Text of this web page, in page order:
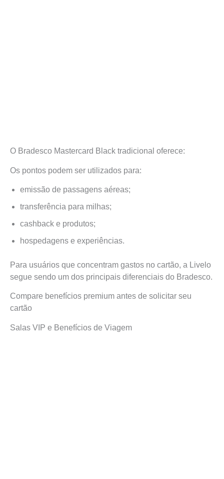
O Bradesco Mastercard Black tradicional oferece:
Os pontos podem ser utilizados para:
emissão de passagens aéreas;
transferência para milhas;
cashback e produtos;
hospedagens e experiências.
Para usuários que concentram gastos no cartão, a Livelo
segue sendo um dos principais diferenciais do Bradesco.
Compare benefícios premium antes de solicitar seu
cartão
Salas VIP e Benefícios de Viagem